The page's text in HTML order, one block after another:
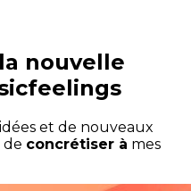
nouvelle
et de nouveaux
de concrétiser à mes